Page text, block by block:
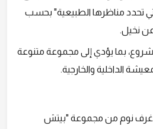
تحدد مناظرها الطبيعية" بحسب
عن نخيل.
بما يؤدي إلى مجموعة متنوعة
الداخلية والخارجية.
تقع الفلل المكونة من 5 و6 غرف نوم من مجموعة "بيتش